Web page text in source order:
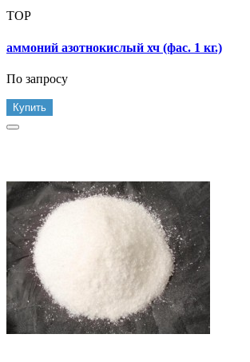
TOP
аммоний азотнокислый хч (фас. 1 кг.)
По запросу
Купить